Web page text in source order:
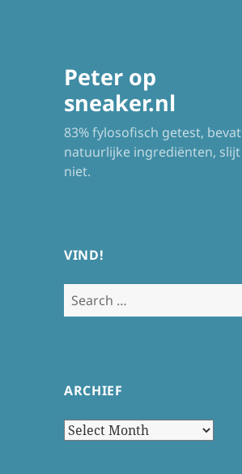
Peter op
sneaker.nl
83% fylosofisch getest, bevat
natuurlijke ingrediënten, slijt
niet.
VIND!
Search
for:
ARCHIEF
Archief